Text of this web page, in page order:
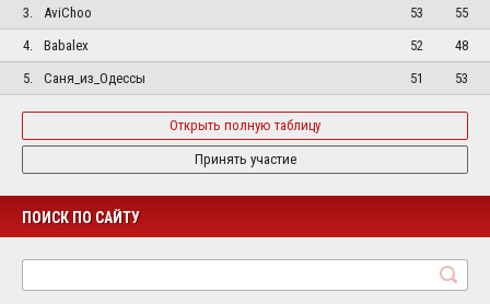
3.
AviChoo 53
55
4.
Babalex 52
48
5.
Саня_из_Одессы 51 53
Открыть полную таблицу
Принять участие
ПОИСК ПО САЙТУ